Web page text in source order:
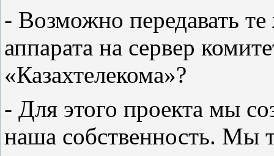
- Возможно передавать
аппарата на сервер
«Казахтелекома»?
- Для этого проекта мы
наша собственность. Мы